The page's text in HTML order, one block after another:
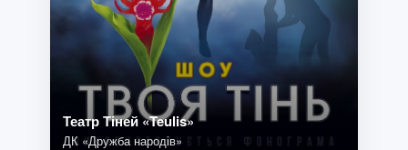
Театр Тіней «Teulis»
ДК «Дружба народів»